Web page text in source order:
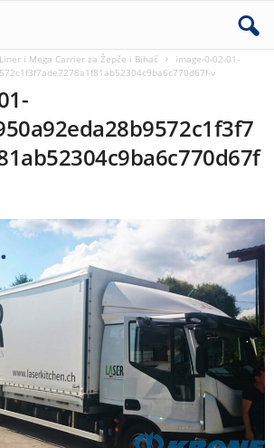
i Mega Carrier za Žepče i Bihać
image-0-02-01-
v